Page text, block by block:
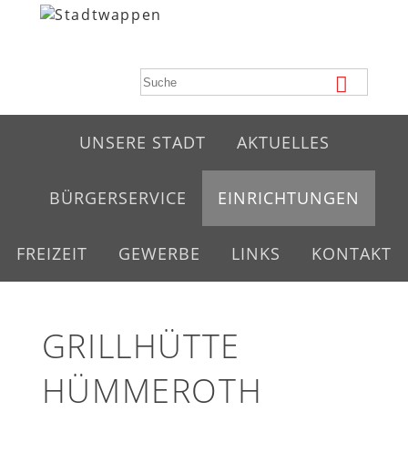
UNSERE STADT AKTUELLES
BÜRGERSERVICE EINRICHTUNGEN
FREIZEIT GEWERBE LINKS KONTAKT
GRILLHÜTTE
HÜMMEROTH